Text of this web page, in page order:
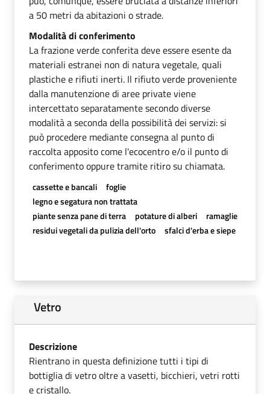
a 50 metri da abitazioni o strade.
Modalità di conferimento
La frazione verde conferita deve essere esente da
materiali estranei non di natura vegetale, quali
plastiche e rifiuti inerti. Il rifiuto verde proveniente
dalla manutenzione di aree private viene
intercettato separatamente secondo diverse
modalità a seconda della possibilità dei servizi: si
può procedere mediante consegna al punto di
raccolta apposito come l'ecocentro e/o il punto di
conferimento oppure tramite ritiro su chiamata.
cassette e bancali
foglie
legno e segatura non trattata
piante senza pane di terra
potature di alberi
ramaglie
residui vegetali da pulizia dell'orto
sfalci d'erba e siepe
Vetro
Descrizione
Rientrano in questa definizione tutti i tipi di
bottiglia di vetro oltre a vasetti, bicchieri, vetri rotti
e cristallo.